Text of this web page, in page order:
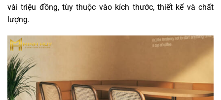
vài triệu đồng, tùy thuộc vào kích thước, thiết kế và chất
lượng.